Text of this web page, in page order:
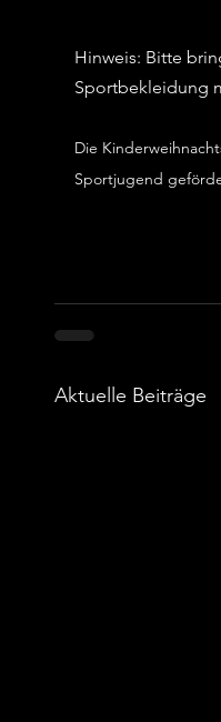
Hinweis: Bitte
Sportbekleidung
Die
Sportjugend
Aktuelle Beiträge